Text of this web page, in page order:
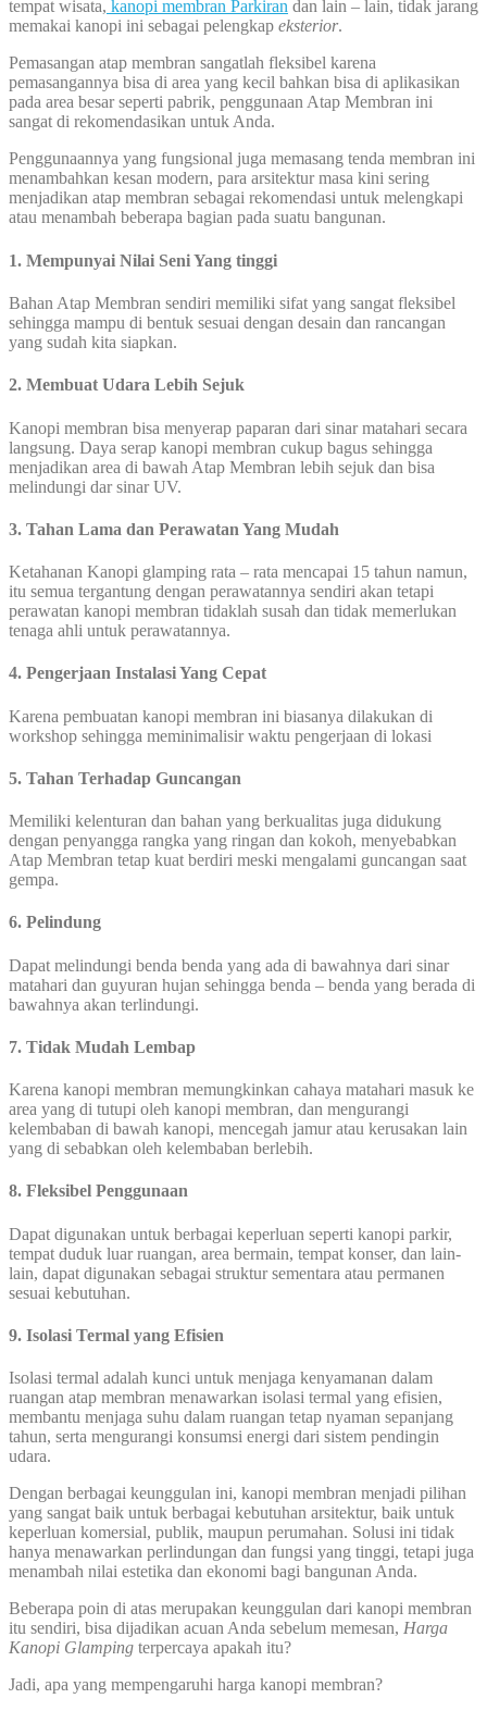
tempat wisata, kanopi membran Parkiran dan lain – lain, tidak jarang
memakai kanopi ini sebagai pelengkap eksterior.
Pemasangan atap membran sangatlah fleksibel karena
pemasangannya bisa di area yang kecil bahkan bisa di aplikasikan
pada area besar seperti pabrik, penggunaan Atap Membran ini
sangat di rekomendasikan untuk Anda.
Penggunaannya yang fungsional juga memasang tenda membran ini
menambahkan kesan modern, para arsitektur masa kini sering
menjadikan atap membran sebagai rekomendasi untuk melengkapi
atau menambah beberapa bagian pada suatu bangunan.
1. Mempunyai Nilai Seni Yang tinggi
Bahan Atap Membran sendiri memiliki sifat yang sangat fleksibel
sehingga mampu di bentuk sesuai dengan desain dan rancangan
yang sudah kita siapkan.
2. Membuat Udara Lebih Sejuk
Kanopi membran bisa menyerap paparan dari sinar matahari secara
langsung. Daya serap kanopi membran cukup bagus sehingga
menjadikan area di bawah Atap Membran lebih sejuk dan bisa
melindungi dar sinar UV.
3. Tahan Lama dan Perawatan Yang Mudah
Ketahanan Kanopi glamping rata – rata mencapai 15 tahun namun,
itu semua tergantung dengan perawatannya sendiri akan tetapi
perawatan kanopi membran tidaklah susah dan tidak memerlukan
tenaga ahli untuk perawatannya.
4. Pengerjaan Instalasi Yang Cepat
Karena pembuatan kanopi membran ini biasanya dilakukan di
workshop sehingga meminimalisir waktu pengerjaan di lokasi
5. Tahan Terhadap Guncangan
Memiliki kelenturan dan bahan yang berkualitas juga didukung
dengan penyangga rangka yang ringan dan kokoh, menyebabkan
Atap Membran tetap kuat berdiri meski mengalami guncangan saat
gempa.
6. Pelindung
Dapat melindungi benda benda yang ada di bawahnya dari sinar
matahari dan guyuran hujan sehingga benda – benda yang berada di
bawahnya akan terlindungi.
7. Tidak Mudah Lembap
Karena kanopi membran memungkinkan cahaya matahari masuk ke
area yang di tutupi oleh kanopi membran, dan mengurangi
kelembaban di bawah kanopi, mencegah jamur atau kerusakan lain
yang di sebabkan oleh kelembaban berlebih.
8. Fleksibel Penggunaan
Dapat digunakan untuk berbagai keperluan seperti kanopi parkir,
tempat duduk luar ruangan, area bermain, tempat konser, dan lain-
lain, dapat digunakan sebagai struktur sementara atau permanen
sesuai kebutuhan.
9. Isolasi Termal yang Efisien
Isolasi termal adalah kunci untuk menjaga kenyamanan dalam
ruangan atap membran menawarkan isolasi termal yang efisien,
membantu menjaga suhu dalam ruangan tetap nyaman sepanjang
tahun, serta mengurangi konsumsi energi dari sistem pendingin
udara.
Dengan berbagai keunggulan ini, kanopi membran menjadi pilihan
yang sangat baik untuk berbagai kebutuhan arsitektur, baik untuk
keperluan komersial, publik, maupun perumahan. Solusi ini tidak
hanya menawarkan perlindungan dan fungsi yang tinggi, tetapi juga
menambah nilai estetika dan ekonomi bagi bangunan Anda.
Beberapa poin di atas merupakan keunggulan dari kanopi membran
itu sendiri, bisa dijadikan acuan Anda sebelum memesan, Harga
Kanopi Glamping terpercaya apakah itu?
Jadi, apa yang mempengaruhi harga kanopi membran?